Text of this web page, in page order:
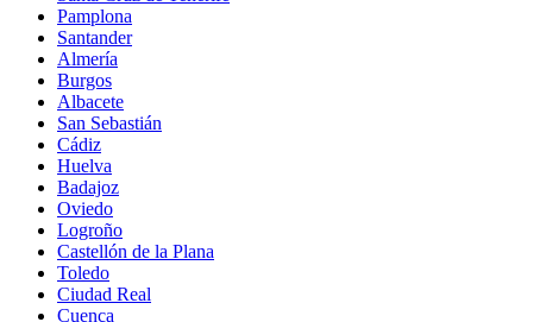
Pamplona
Santander
Almería
Burgos
Albacete
San Sebastián
Cádiz
Huelva
Badajoz
Oviedo
Logroño
Castellón de la Plana
Toledo
Ciudad Real
Cuenca